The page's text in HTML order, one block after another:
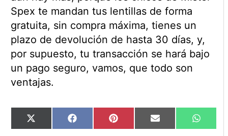
Spex te mandan tus lentillas de forma
gratuita, sin compra máxima, tienes un
plazo de devolución de hasta 30 días, y,
por supuesto, tu transacción se hará bajo
un pago seguro, vamos, que todo son
ventajas.
Compartir
en
X
(Twitter)
Compartir
en
Facebook Compartir
en
Pinterest Compartir
en
Email
en